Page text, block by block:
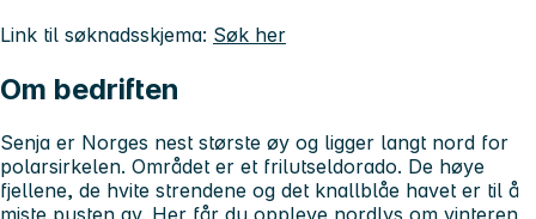
Link til søknadsskjema: Søk her
Om bedriften
Senja er Norges nest største øy og ligger langt nord for
polarsirkelen. Området er et frilutseldorado. De høye
fjellene, de hvite strendene og det knallblåe havet er til å
miste pusten av. Her får du oppleve nordlys om vinteren